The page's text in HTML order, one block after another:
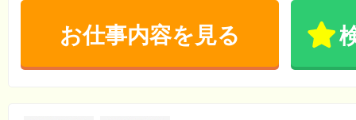
お仕事内容を見る